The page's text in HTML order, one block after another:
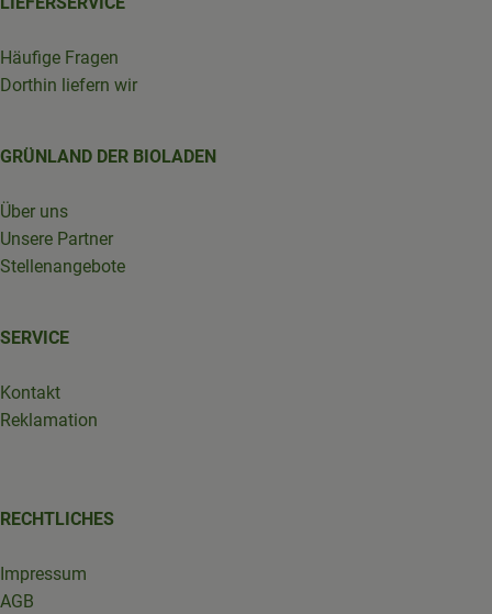
Häufige Fragen
Dorthin liefern wir
GRÜNLAND DER BIOLADEN
Über uns
Unsere Partner
Stellenangebote
SERVICE
Kontakt
Reklamation
RECHTLICHES
Impressum
AGB